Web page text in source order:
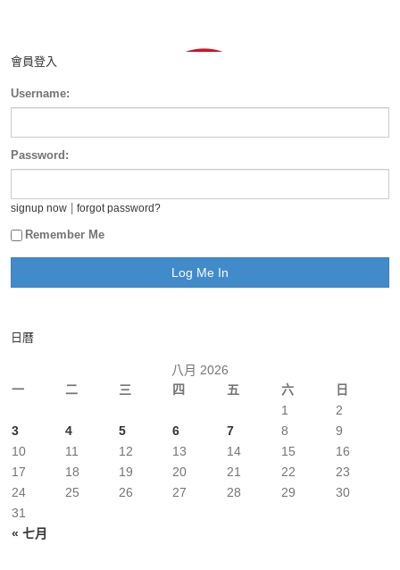
會員登入
Username:
Password:
signup now forgot password?
Remember Me
日曆
八月 2026
一
二 三 四 五 六 日
« 七月
1
2
3
4 5 6 7 8
9
10
11 12 13 14 15
16
17
18 19 20 21 22
23
24
25 26 27 28 29
30
31